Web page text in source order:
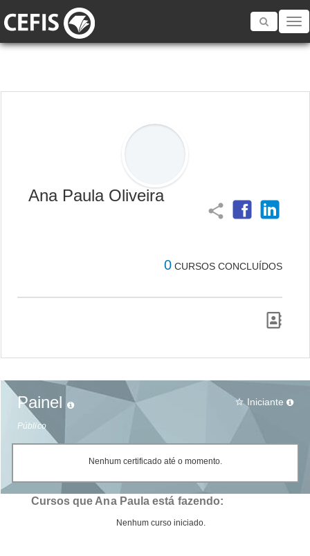
Toggle
Ana Paula Oliveira
share
0 CURSOS CONCLUÍDOS
Painel
Público
star_border Iniciante
Nenhum certificado até o momento.
Cursos que Ana Paula está fazendo:
Nenhum curso iniciado.